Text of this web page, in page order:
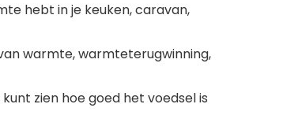
hebt in je keuken, caravan,
warmte, warmteterugwinning,
zien hoe goed het voedsel is